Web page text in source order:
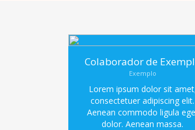
Colaborador de
Exemplo
Lorem ipsum dolor sit
consectetuer adipiscing elit.
Aenean commodo ligula
dolor. Aenean massa.